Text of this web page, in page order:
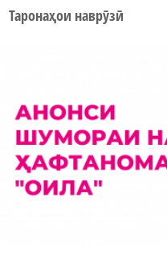
Таронаҳои наврӯзӣ